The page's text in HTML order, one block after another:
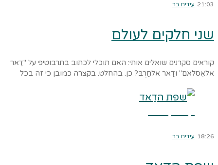
21:03 עידית בר
שני חלקים לעולם
קוראים סקרנים שואלים אותי: האם תוכלי לכתוב בתרבוטיפ על "דַאר
אלאִסלאם" ודַאר אלחַרְבּ? כן. בהחלט. בקצרה כמובן כי זה בכל
18:26 עידית בר